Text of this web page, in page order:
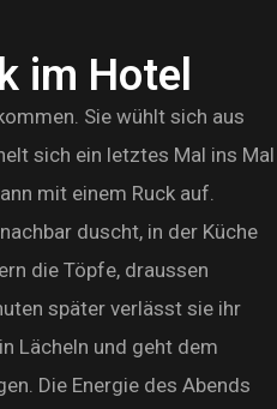
im Hotel
Sie wühlt sich aus
sich ein letztes Mal ins Mal
mit einem Ruck auf.
duscht, in der Küche
die Töpfe, draussen
später verlässt sie ihr
Lächeln und geht dem
Die Energie des Abends